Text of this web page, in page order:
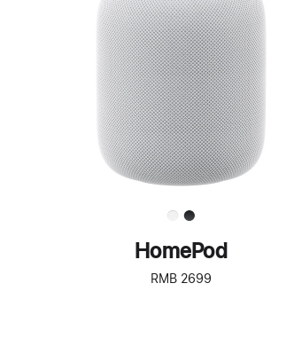
步
了
解
HomePod<
HomePod
RMB 2699